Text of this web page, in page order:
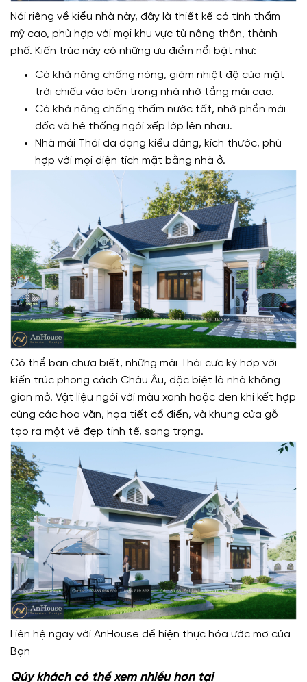
Nói riêng về kiểu nhà này, đây là thiết kế có tính thẩm
mỹ cao, phù hợp với mọi khu vực từ nông thôn, thành
phố. Kiến trúc này có những ưu điểm nổi bật như:
Có khả năng chống nóng, giảm nhiệt độ của mặt
trời chiếu vào bên trong nhà nhờ tầng mái cao.
Có khả năng chống thấm nước tốt, nhờ phần mái
dốc và hệ thống ngói xếp lớp lên nhau.
Nhà mái Thái đa dạng kiểu dáng, kích thước, phù
hợp với mọi diện tích mặt bằng nhà ở.
Có thể bạn chưa biết, những mái Thái cực kỳ hợp với
kiến trúc phong cách Châu Âu, đặc biệt là nhà không
gian mở. Vật liệu ngói với màu xanh hoặc đen khi kết hợp
cùng các hoa văn, họa tiết cổ điển, và khung cửa gỗ
tạo ra một vẻ đẹp tinh tế, sang trọng.
Liên hệ ngay với AnHouse để hiện thực hóa ước mơ của
Bạn
Qúy khách có thể xem nhiều hơn tại